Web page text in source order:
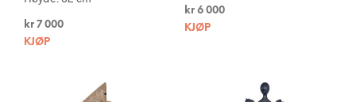
kr 7 000
KJØP
kr6 000
KJØP